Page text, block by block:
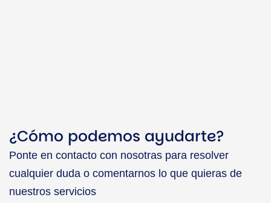
¿Cómo podemos ayudarte?
Ponte en contacto con nosotras para resolver
cualquier duda o comentarnos lo que quieras de
nuestros servicios